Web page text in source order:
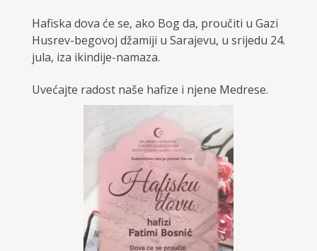
Hafiska dova će se, ako Bog da, proučiti u Gazi
Husrev-begovoj džamiji u Sarajevu, u srijedu 24.
jula, iza ikindije-namaza.
Uvećajte radost naše hafize i njene Medrese.